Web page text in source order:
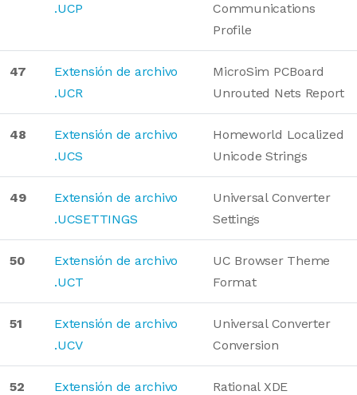
.UCP
Communications
Profile
47
Extensión de archivo
.UCR
MicroSim PCBoard
Unrouted Nets Report
48
Extensión de archivo
.UCS
Homeworld Localized
Unicode Strings
49
Extensión de archivo
.UCSETTINGS
Universal Converter
Settings
50
Extensión de archivo
.UCT
UC Browser Theme
Format
51
Extensión de archivo
.UCV
Universal Converter
Conversion
52
Extensión de archivo
Rational XDE